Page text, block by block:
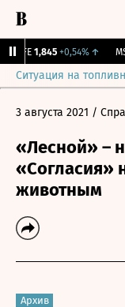
1,845 +0,54%↑
Ситуация на
3 августа 2021 /
«Лесной» –
«Согласия»
животным
Архив